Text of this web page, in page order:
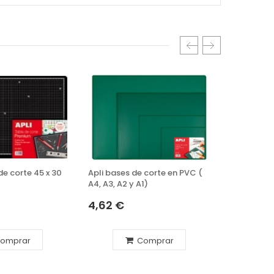
corte 45 x 30
Apli bases de corte en PVC (
A4, A3, A2 y A1)
4,62 €
Comprar